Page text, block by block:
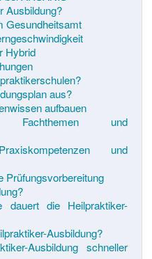
Ausbildung?
Gesundheitsamt
Hybrid
aus?
aufbauen
Fachthemen und
und
Prüfungsvorbereitung
dauert die Heilpraktiker-
Ausbildung?
Ausbildung schneller